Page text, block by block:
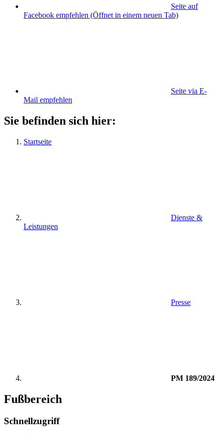
Seite auf
Facebook empfehlen (Öffnet in einem neuen Tab)
Seite via E-
Mail empfehlen
Sie befinden sich hier:
Startseite
Dienste &
Leistungen
Presse
PM 189/2024
Fußbereich
Schnellzugriff